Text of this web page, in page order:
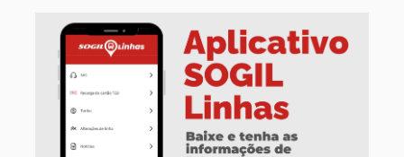
11 de agosto
Terça-Feira 15° 8°
12 de agosto
Quarta-Feira 15° 8°